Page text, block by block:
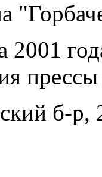
2001
прессы
б-р,